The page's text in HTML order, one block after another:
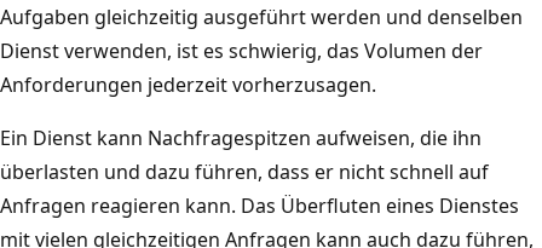
Aufgaben gleichzeitig ausgeführt werden und denselben
Dienst verwenden, ist es schwierig, das Volumen der
Anforderungen jederzeit vorherzusagen.
Ein Dienst kann Nachfragespitzen aufweisen, die ihn
überlasten und dazu führen, dass er nicht schnell auf
Anfragen reagieren kann. Das Überfluten eines Dienstes
mit vielen gleichzeitigen Anfragen kann auch dazu führen,